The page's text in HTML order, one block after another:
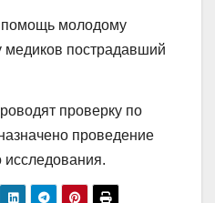
помощь молодому
медиков пострадавший
проверку по
проведение
исследования.